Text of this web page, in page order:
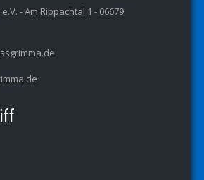
- Am Rippachtal 1 - 06679